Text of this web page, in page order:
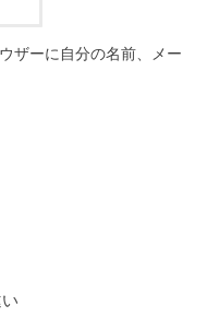
ザーに自分の名前、メー